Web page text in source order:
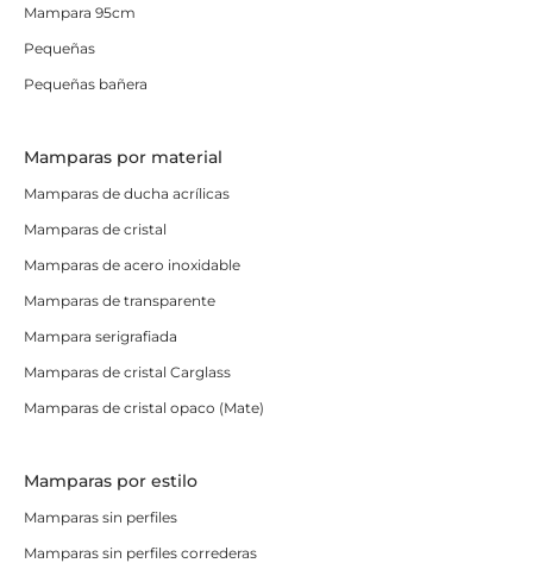
Mampara 95cm
Pequeñas
Pequeñas bañera
Mamparas por material
Mamparas de ducha acrílicas
Mamparas de cristal
Mamparas de acero inoxidable
Mamparas de transparente
Mampara serigrafiada
Mamparas de cristal Carglass
Mamparas de cristal opaco (Mate)
Mamparas por estilo
Mamparas sin perfiles
Mamparas sin perfiles correderas